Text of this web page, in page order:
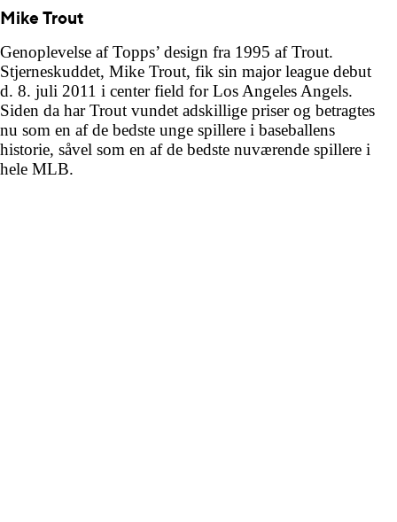
Mike Trout
Genoplevelse af Topps’ design fra 1995 af Trout.
Stjerneskuddet, Mike Trout, fik sin major league debut
d. 8. juli 2011 i center field for Los Angeles Angels.
Siden da har Trout vundet adskillige priser og betragtes
nu som en af de bedste unge spillere i baseballens
historie, såvel som en af de bedste nuværende spillere i
hele MLB.